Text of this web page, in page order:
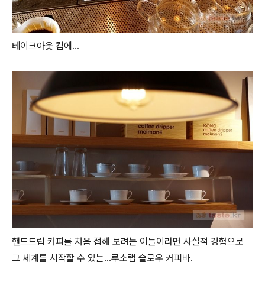
테이크아웃 컵에...
핸드드립 커피를 처음 접해 보려는 이들이라면 사실적 경험으로
그 세계를 시작할 수 있는...루소랩 슬로우 커피바.